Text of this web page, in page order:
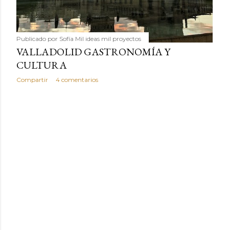
Publicado por Sofía Mil ideas mil proyectos
VALLADOLID GASTRONOMÍA Y
CULTURA
Compartir 4 comentarios